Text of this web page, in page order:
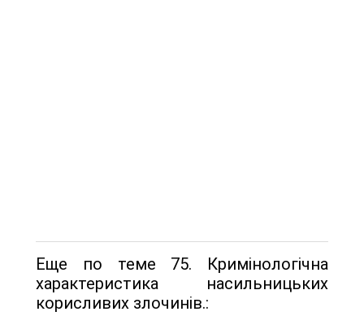
Еще по теме 75. Кримінологічна
характеристика насильницьких
корисливих злочинів.: